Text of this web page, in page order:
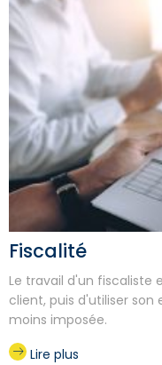
Fiscalité
Le travail d'un fiscaliste
client, puis d'utiliser son
moins imposée.
Lire plus